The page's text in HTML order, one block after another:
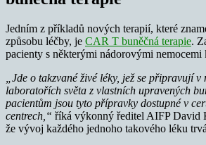
Jedním z příkladů nových terapií, které
způsobu léčby, je CAR T buněčná terapie.
pacienty s některými nádorovými nemocemi
„Jde o takzvané živé léky, jež se připravují
laboratořích světa z vlastních upravených
pacientům jsou tyto přípravky dostupné v
centrech,“ říká výkonný ředitel AIFP David
že vývoj každého jednoho takového léku